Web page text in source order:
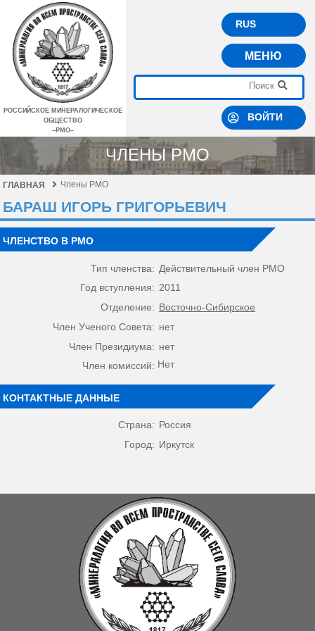
РОССИЙСКОЕ МИНЕРАЛОГИЧЕСКОЕ
ОБЩЕСТВО
–РМО–
RUS
МЕНЮ
ВОЙТИ
ЧЛЕНЫ РМО
ГЛАВНАЯ Члены РМО
БАРАШ ИГОРЬ ГРИГОРЬЕВИЧ
ЧЛЕНСТВО В РМО
Тип членства: Действительный член РМО
Год вступления: 2011
Отделение: Восточно-Сибирское
Член Ученого Совета: нет
Член Президиума: нет
Член комиссий: Нет
КОНТАКТНЫЕ ДАННЫЕ
Страна: Россия
Город: Иркутск